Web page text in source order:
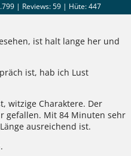
| Reviews: 59 | Hüte: 447
ist halt lange her und
ist, hab ich Lust
witzige Charaktere. Der
gefallen. Mit 84 Minuten sehr
ausreichend ist.